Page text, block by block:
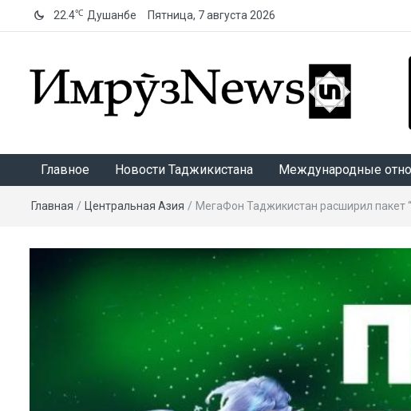
22.4℃ Душанбе Пятница, 7 августа 2026
Главное Новости Таджикистана Международные
Главная / Центральная Азия / МегаФон Таджикистан расширил пакет